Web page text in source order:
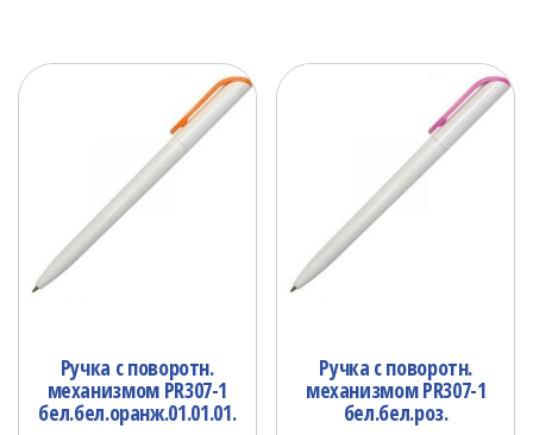
Ручка с поворотн.
механизмом PR307-1
бел.бел.оранж.01.01.01.
Ручка с поворотн.
механизмом PR307-1
бел.бел.роз.